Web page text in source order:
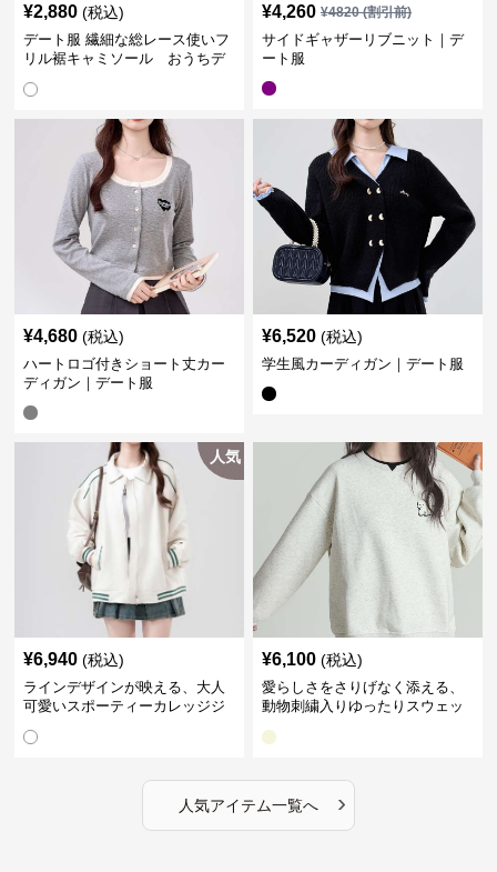
¥2,880 (税込)
デート服 繊細な総レース使いフ
リル裾キャミソール おうちデ
¥4,260 ¥4820(割引前)
サイドギャザーリブニット｜デ
ート服
¥4,680 (税込)
ハートロゴ付きショート丈カー
ディガン｜デート服
¥6,520 (税込)
学生風カーディガン｜デート服
人気
¥6,940 (税込)
ラインデザインが映える、大人
可愛いスポーティーカレッジジ
¥6,100 (税込)
愛らしさをさりげなく添える、
動物刺繍入りゆったりスウェッ
人気アイテム一覧へ ›